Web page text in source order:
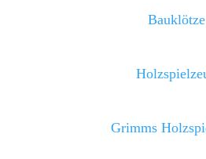
Bauklötze
Grimms